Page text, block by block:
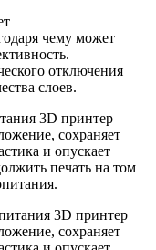
3D принтер
сохраняет
и опускает
печать на том